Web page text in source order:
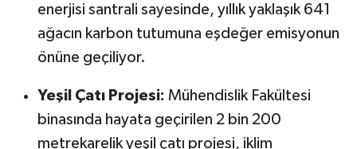
enerjisi santrali sayesinde, yıllık yaklaşık 641
ağacın karbon tutumuna eşdeğer emisyonun
önüne geçiliyor.
Yeşil Çatı Projesi: Mühendislik Fakültesi
binasında hayata geçirilen 2 bin 200
metrekarelik yeşil çatı projesi, iklim